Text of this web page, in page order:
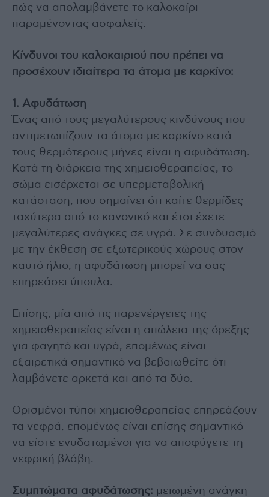
πώς να απολαμβάνετε το καλοκαίρι
παραμένοντας ασφαλείς.
Κίνδυνοι του καλοκαιριού που πρέπει να
προσέχουν ιδιαίτερα τα άτομα με καρκίνο:
1. Αφυδάτωση
Ένας από τους μεγαλύτερους κινδύνους που
αντιμετωπίζουν τα άτομα με καρκίνο κατά
τους θερμότερους μήνες είναι η αφυδάτωση.
Κατά τη διάρκεια της χημειοθεραπείας, το
σώμα εισέρχεται σε υπερμεταβολική
κατάσταση, που σημαίνει ότι καίτε θερμίδες
ταχύτερα από το κανονικό και έτσι έχετε
μεγαλύτερες ανάγκες σε υγρά. Σε συνδυασμό
με την έκθεση σε εξωτερικούς χώρους στον
καυτό ήλιο, η αφυδάτωση μπορεί να σας
επηρεάσει ύπουλα.
Επίσης, μία από τις παρενέργειες της
χημειοθεραπείας είναι η απώλεια της όρεξης
για φαγητό και υγρά, επομένως είναι
εξαιρετικά σημαντικό να βεβαιωθείτε ότι
λαμβάνετε αρκετά και από τα δύο.
Ορισμένοι τύποι χημειοθεραπείας επηρεάζουν
τα νεφρά, επομένως είναι επίσης σημαντικό
να είστε ενυδατωμένοι για να αποφύγετε τη
νεφρική βλάβη.
Συμπτώματα αφυδάτωσης: μειωμένη ανάγκη